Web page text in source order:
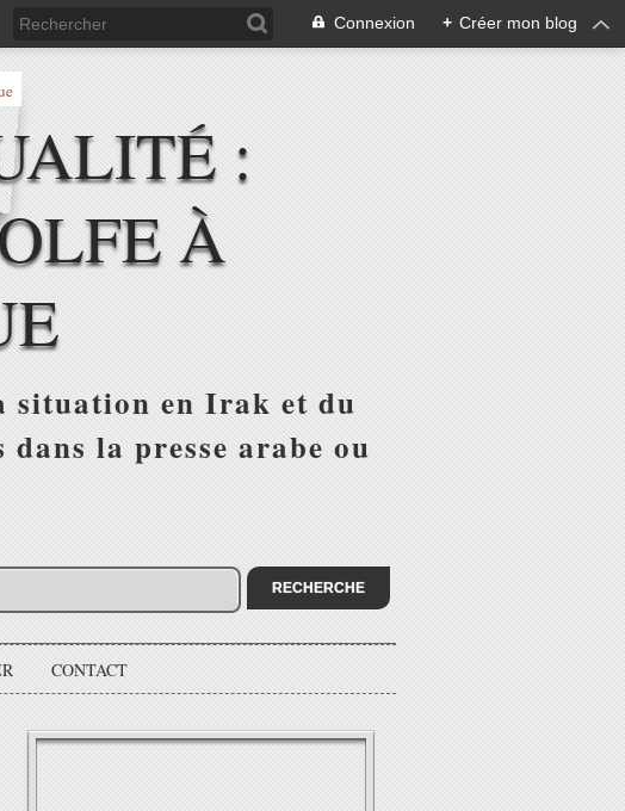
Connexion + Créer mon blog
:
À
situation en Irak et du
la presse arabe ou
CONTACT